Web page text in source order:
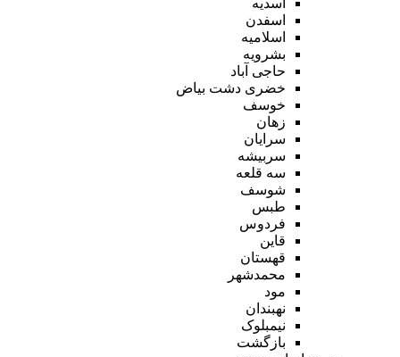
اسفدن
اسلامیه
بشرویه
حاجی آباد
خضری دشت بیاض
خوسف
زهان
سرایان
سربیشه
سه قلعه
شوسف
طبس
فردوس
قاین
قهستان
محمدشهر
مود
نهبندان
نیمبلوک
بازگشت